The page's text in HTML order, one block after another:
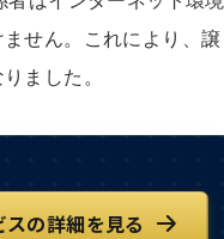
せん。これにより、譲
ました。
の詳細を見る